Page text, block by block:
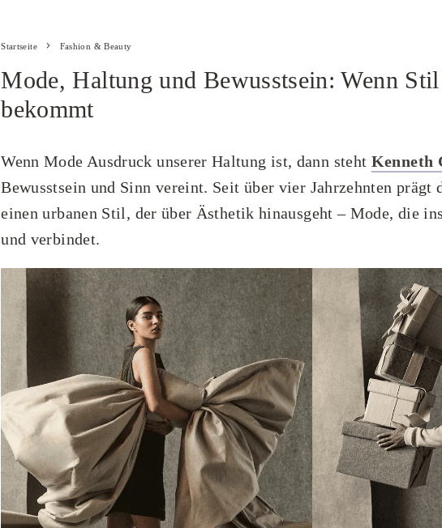
Startseite Fashion & Beauty
Mode, Haltung und Bewusstsein: Wenn
bekommt
Wenn Mode Ausdruck unserer Haltung ist, dann steht Kenneth
Bewusstsein und Sinn vereint. Seit über vier Jahrzehnten prägt
einen urbanen Stil, der über Ästhetik hinausgeht – Mode, die
und verbindet.